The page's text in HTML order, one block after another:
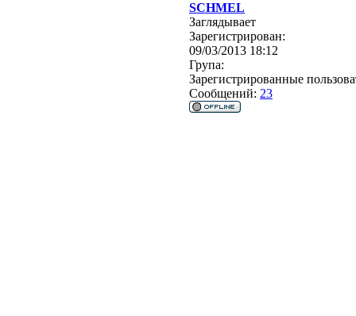
SCHMEL
Заглядывает
Зарегистрирован:
09/03/2013 18:12
Група:
Зарегистрированные
Сообщений: 23